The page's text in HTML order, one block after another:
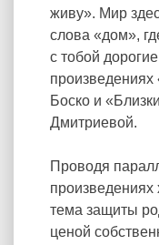
живу». Мир
слова «дом»,
с тобой
Боско и
Дмитриевой.
Проводя
произведениях
тема защиты
ценой